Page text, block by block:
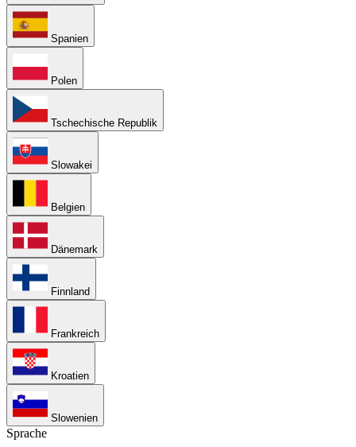
Spanien
Polen
Tschechische Republik
Slowakei
Belgien
Dänemark
Finnland
Frankreich
Kroatien
Slowenien
Sprache